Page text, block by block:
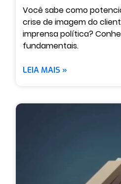
Você sabe como
crise de imagem do
imprensa política?
fundamentais.
LEIA MAIS »